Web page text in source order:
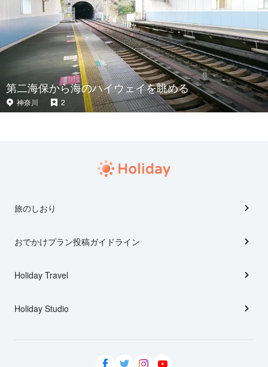
第二海保から海のハイウェイを眺める
神奈川 2
旅のしおり
おでかけプラン投稿ガイドライン
Holiday Travel
Holiday Studio